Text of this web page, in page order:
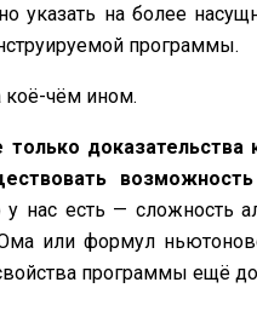
указать на более
программы.
коё-чём ином.
доказательства
возможность
у нас есть — сложность
или формул
программы ещё